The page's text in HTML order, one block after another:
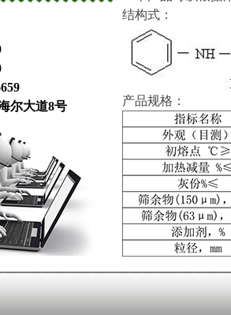
尔大道8号
结构式：
产品规格：